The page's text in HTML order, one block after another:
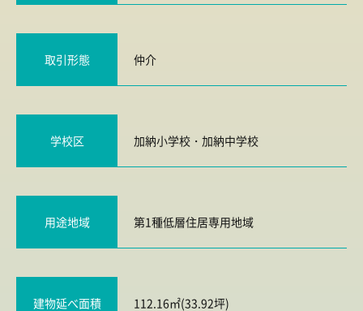
取引形態 仲介
学校区 加納小学校 ・ 加納中学校
用途地域 第1種低層住居専用地域
建物延べ面積 112.16㎡(33.92坪)